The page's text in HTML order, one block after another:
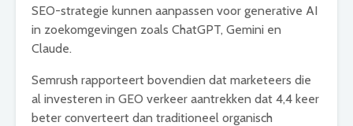
SEO-strategie kunnen aanpassen voor generative AI
in zoekomgevingen zoals ChatGPT, Gemini en
Claude.
Semrush rapporteert bovendien dat marketeers die
al investeren in GEO verkeer aantrekken dat 4,4 keer
beter converteert dan traditioneel organisch